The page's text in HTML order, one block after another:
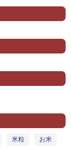
米粒 お米